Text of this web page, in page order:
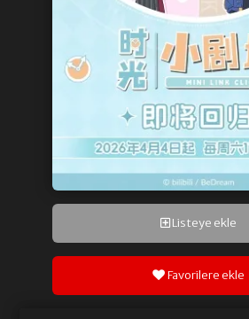
Listeye ekle
Favorilere ekle